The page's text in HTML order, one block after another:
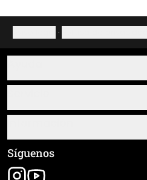
·
Sobre nosotros
Resumen de materiales
Seguimiento de envío
Términos y condiciones
Aviso legal
Síguenos